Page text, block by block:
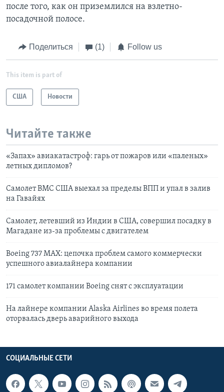
после того, как он приземлился на взлетно-
посадочной полосе.
Поделиться (1) Follow us
This item is part of
США Новости
Читайте также
«Запах» авиакатастроф: гарь от пожаров или «паленых»
летных дипломов?
Самолет ВМС США выехал за пределы ВПП и упал в залив
на Гавайях
Самолет, летевший из Индии в США, совершил посадку в
Магадане из-за проблемы с двигателем
Boeing 737 МАХ: цепочка проблем самого коммерчески
успешного авиалайнера компании
171 самолет компании Boeing снят с эксплуатации
На лайнере компании Alaska Airlines во время полета
оторвалась дверь аварийного выхода
СОЦИАЛЬНЫЕ СЕТИ